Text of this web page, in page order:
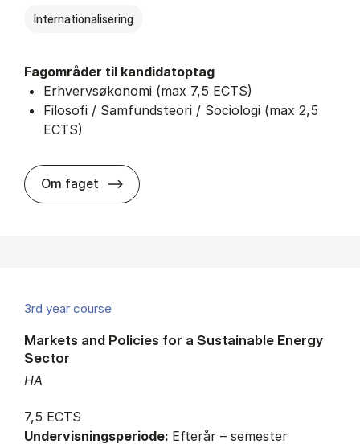
Internationalisering
Fagområder til kandidatoptag
Erhvervsøkonomi (max 7,5 ECTS)
Filosofi / Samfundsteori / Sociologi (max 2,5
ECTS)
Om faget about
3rd year course
HA
Markets and Policies for a Sustainable Energy
Sector
7,5 ECTS
Undervisningsperiode: Efterår – semester